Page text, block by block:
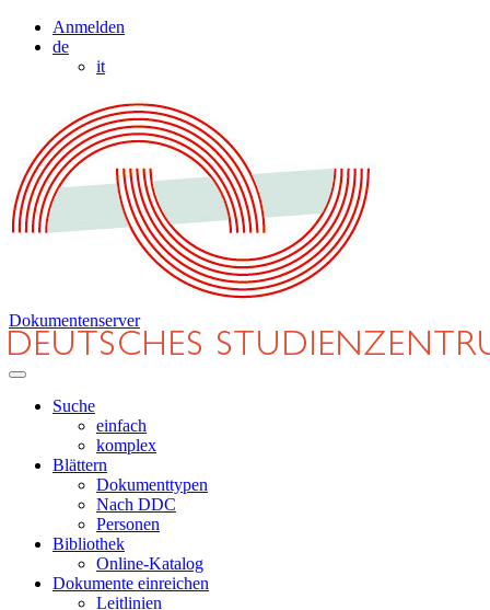
Anmelden
de
it
Dokumentenserver
Suche
einfach
komplex
Blättern
Dokumenttypen
Nach DDC
Personen
Bibliothek
Online-Katalog
Dokumente einreichen
Leitlinien